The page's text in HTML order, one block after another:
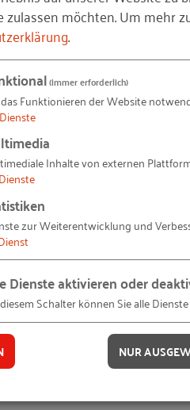
Toolbox: Effektivität-
für anutomotive
für Ihr Geschäft!
Unternehmen
meets Startup“
anderen Unternehmen
und Leistungen auf den
des
Portfolio
Entscheidungshilfe,
am Arbeitsmarkt für
dieser Gruppe fit für die
Zielgruppen in
zulassen möchten.Um mehr
.
(immer erforderlich)
Funktionieren der Website
Dienste
Inhalte von externen
Dienste
zur Weiterentwicklung und
Dienste aktivieren oder
Schalter können Sie alle
NUR